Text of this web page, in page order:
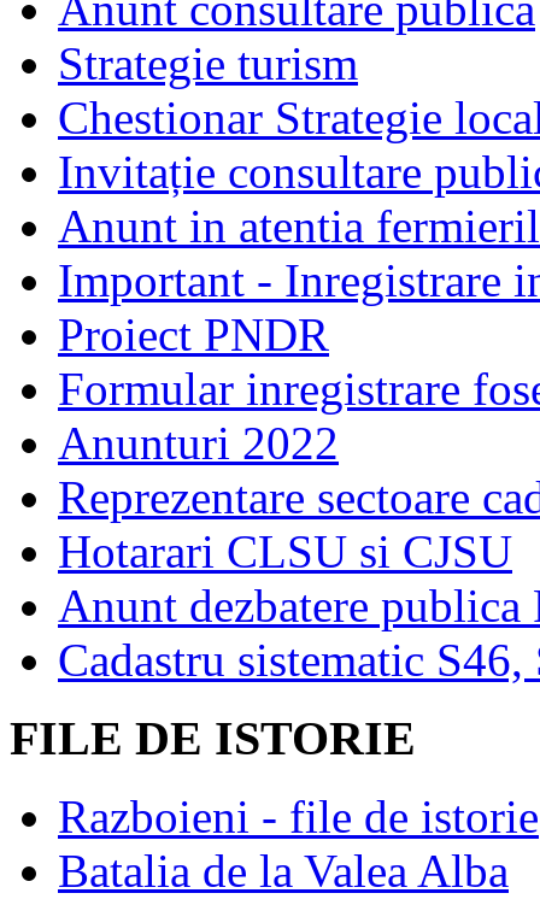
Strategie turism
Chestionar Strategie
Invitație consultare
Anunt in atentia
Important - Inregistrare
Proiect PNDR
Formular inregistrare
Anunturi 2022
Reprezentare sectoare
Hotarari CLSU si CJSU
Anunt dezbatere publica
Cadastru sistematic S46,
FILE DE ISTORIE
Razboieni - file de istorie
Batalia de la Valea Alba